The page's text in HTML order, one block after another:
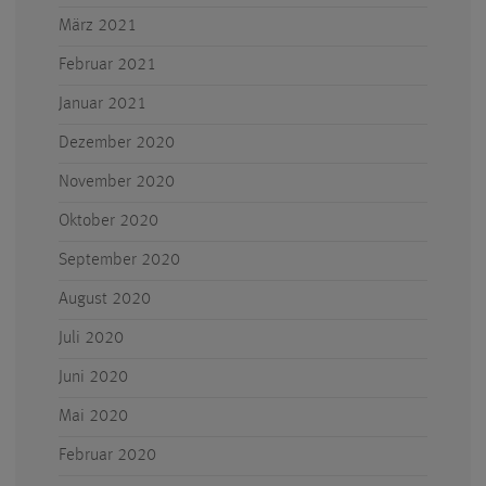
März 2021
Februar 2021
Januar 2021
Dezember 2020
November 2020
Oktober 2020
September 2020
August 2020
Juli 2020
Juni 2020
Mai 2020
Februar 2020